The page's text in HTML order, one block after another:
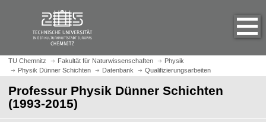
t
s
i
t
TU Chemnitz Fakultät für Naturwissenschaften
Physik
Physik Dünner Schichten
Datenbank Qualifizierungsarbeiten
Professur Physik Dünner Schichten
(1993-2015)